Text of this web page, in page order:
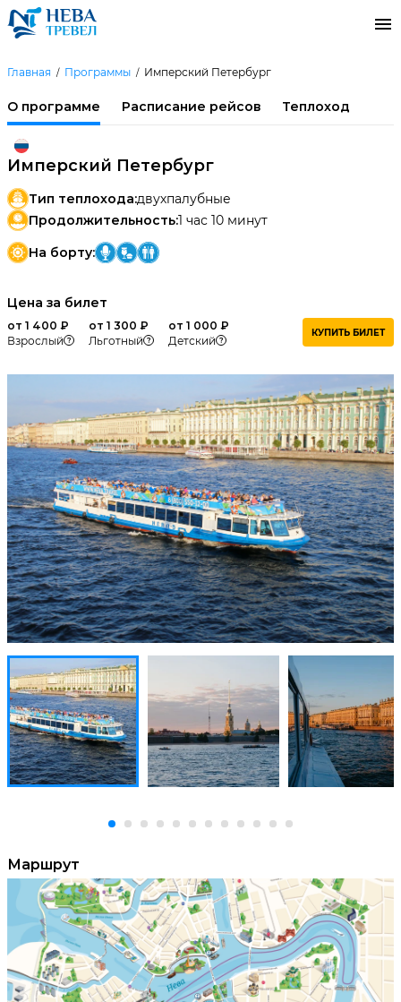
Главная Программы Имперский Петербург
О программе Расписание рейсов Теплоход
Имперский Петербург
Тип теплохода:двухпалубные
Продолжительность:1 час 10 минут
На борту:
Цена за билет
от 1 400 ₽
Взрослый
от 1 300 ₽
Льготный
от 1 000 ₽
Детский
КУПИТЬ БИЛЕТ
Маршрут